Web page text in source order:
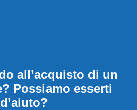
all’acquisto di un
Possiamo esserti
d’aiuto?